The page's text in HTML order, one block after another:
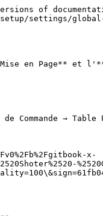
of
settings/global-
en Page** et
Commande →
x-